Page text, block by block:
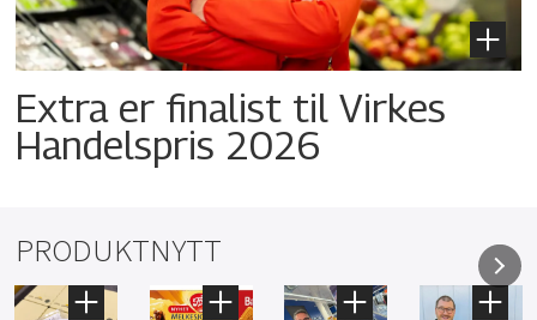
Extra er finalist til Virkes
Handelspris 2026
PRODUKTNYTT